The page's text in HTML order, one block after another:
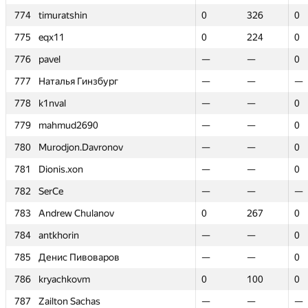
774
timuratshin 0 326
0
775
eqx11 0 224
0
776
pavel — —
0
777
Наталья Гинзбург — —
—
778
k1nval — —
0
779
mahmud2690 — —
0
780
Murodjon.Davronov — —
0
781
Dionis.xon — —
0
782
SerCe — —
—
783
Andrew Chulanov 0 267
0
784
antkhorin — —
0
785
Денис Пивоваров — —
0
786
kryachkovm 0 100
0
787
Zailton Sachas — —
—
774
timuratshin 0 326
0
775
eqx11 0 224
0
776
pavel — —
0
777
Наталья Гинзбург — —
—
778
k1nval — —
0
779
mahmud2690 — —
0
780
Murodjon.Davronov — —
0
781
Dionis.xon — —
0
782
SerCe — —
—
783
Andrew Chulanov 0 267
0
784
antkhorin — —
0
785
Денис Пивоваров — —
0
786
kryachkovm 0 100
0
787
Zailton Sachas — —
—